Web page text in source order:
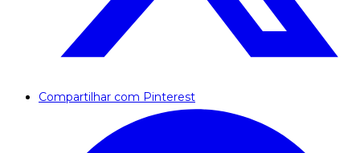
Compartilhar com Pinterest